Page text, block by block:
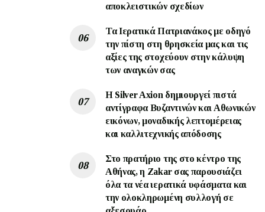
αποκλειστικών σχεδίων
Τα Ιερατικά Πατριανάκος με οδηγό
την πίστη στη θρησκεία μας και τις
αξίες της στοχεύουν στην κάλυψη
των αναγκών σας
Η Silver Axion δημιουργεί πιστά
αντίγραφα Βυζαντινών και Αθωνικών
εικόνων, μοναδικής λεπτομέρειας
και καλλιτεχνικής απόδοσης
Στο πρατήριο της στο κέντρο της
Αθήνας, η Zakar σας παρουσιάζει
όλα τα νέα ιερατικά υφάσματα και
την ολοκληρωμένη συλλογή σε